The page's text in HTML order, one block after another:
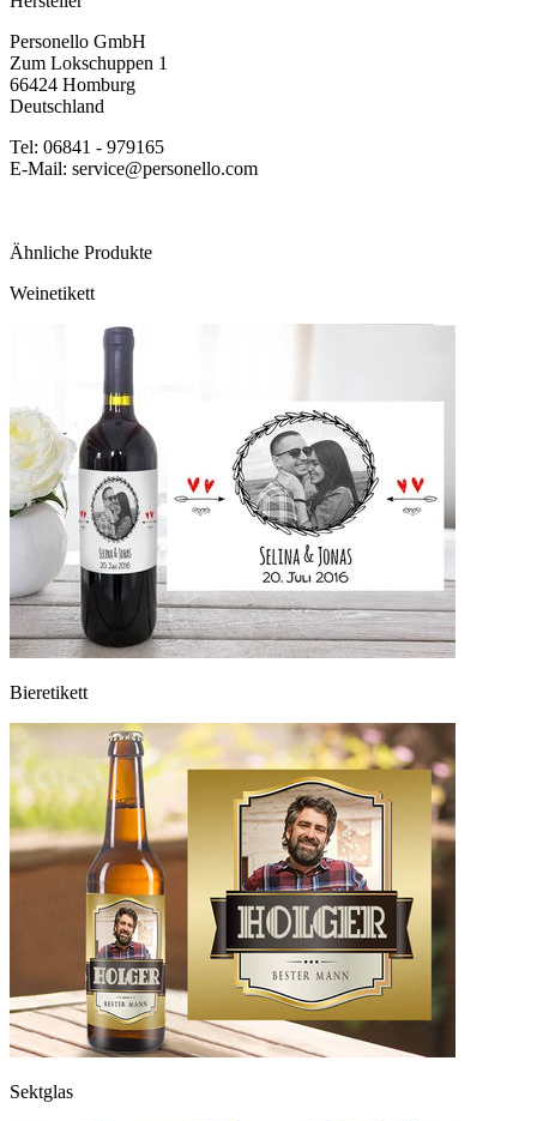
Personello GmbH
Zum Lokschuppen 1
66424 Homburg
Deutschland
Tel: 06841 - 979165
E-Mail: service@personello.com
Ähnliche Produkte
Weinetikett
Bieretikett
Sektglas